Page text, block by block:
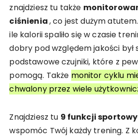
znajdziesz tu także
ciśnienia, co jest dużym
ile kalorii spaliło się w czasie
dobry pod względem jakości był
podstawowe czujniki, które z
pomogą. Także monitor cyklu
chwalony przez wiele
Znajdziesz tu 9 funkcji
wspomóc Twój każdy trening. Z